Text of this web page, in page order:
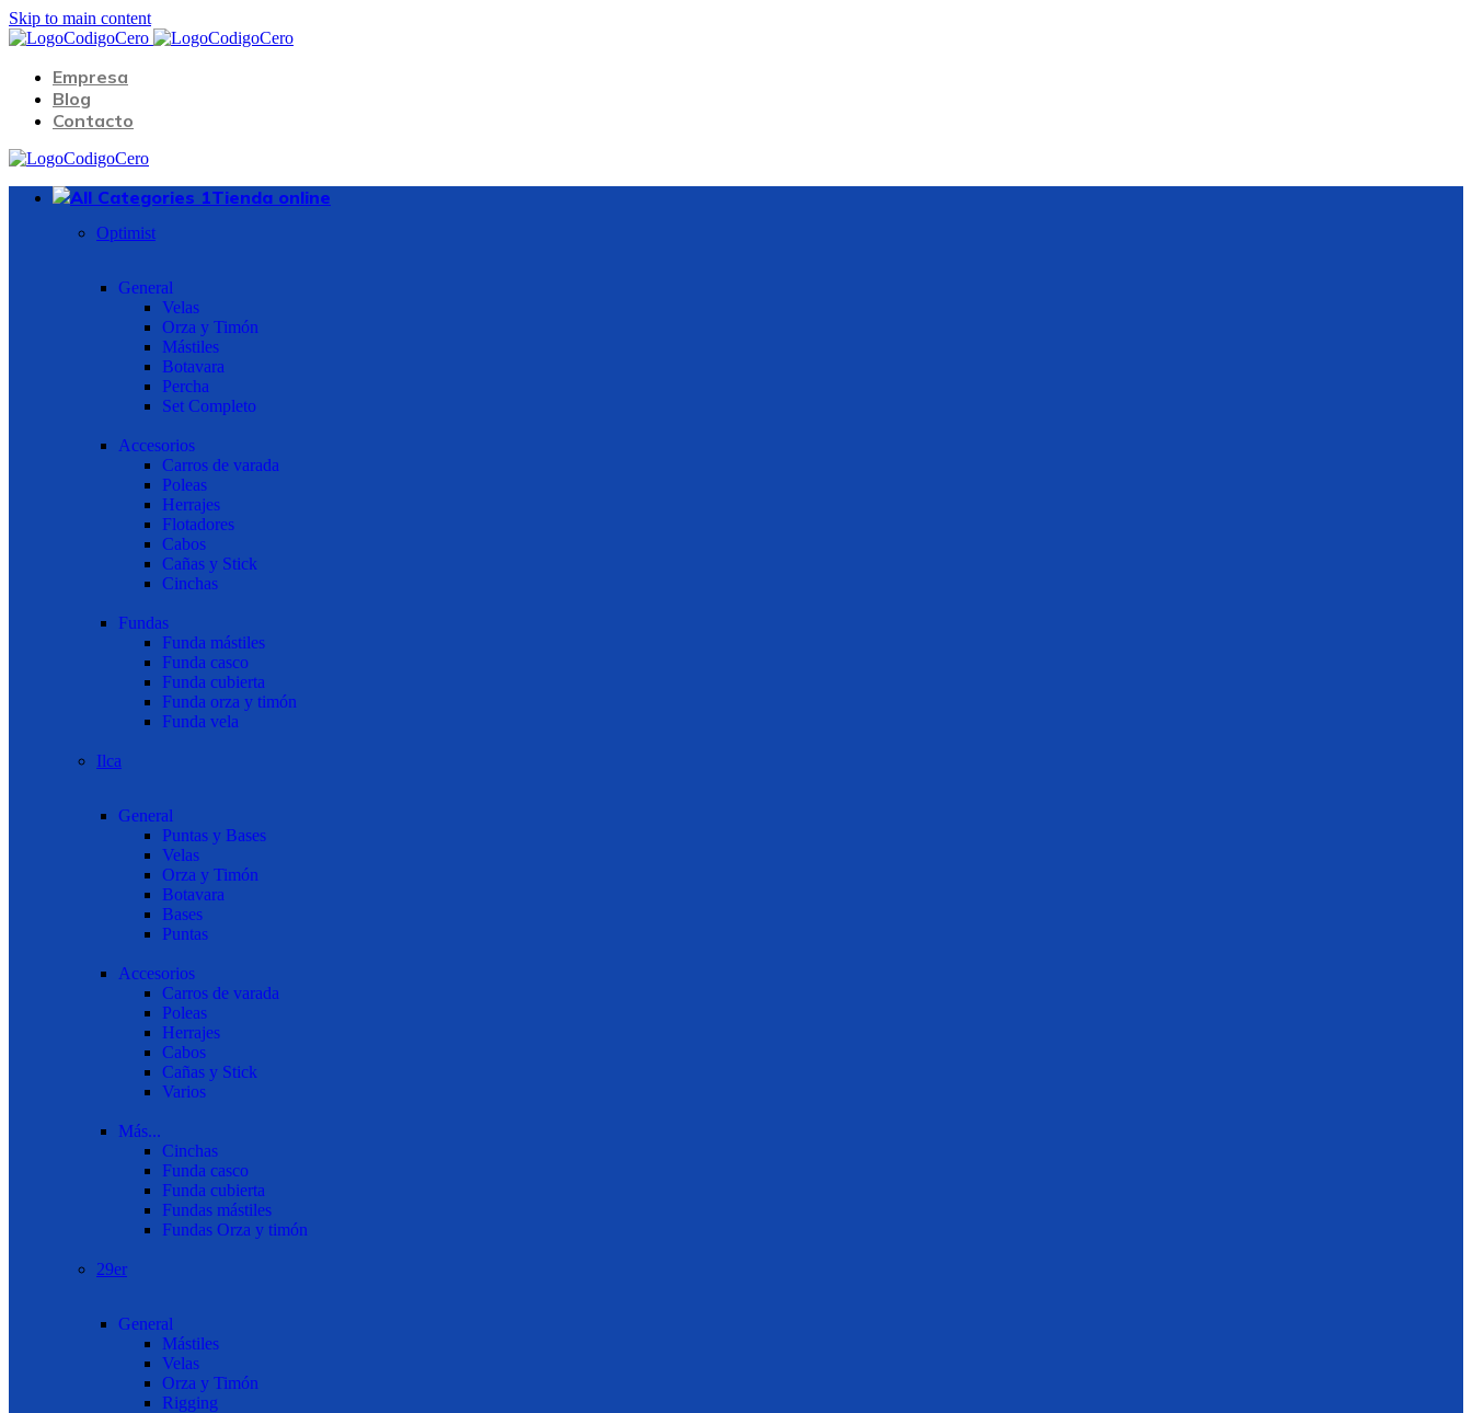
Skip to main content
Empresa
Blog
Contacto
Tienda online
Optimist
General
Velas
Orza y Timón
Mástiles
Botavara
Percha
Set Completo
Accesorios
Carros de varada
Poleas
Herrajes
Flotadores
Cabos
Cañas y Stick
Cinchas
Fundas
Funda mástiles
Funda casco
Funda cubierta
Funda orza y timón
Funda vela
Ilca
General
Puntas y Bases
Velas
Orza y Timón
Botavara
Bases
Puntas
Accesorios
Carros de varada
Poleas
Herrajes
Cabos
Cañas y Stick
Varios
Más...
Cinchas
Funda casco
Funda cubierta
Fundas mástiles
Fundas Orza y timón
29er
General
Mástiles
Velas
Orza y Timón
Rigging